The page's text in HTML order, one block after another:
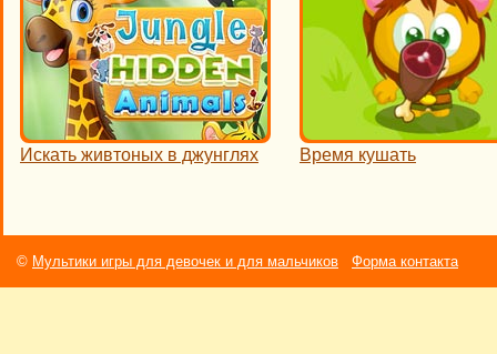
Искать живтоных в джунглях Время кушать
© Мультики игры для девочек и для мальчиков Форма контакта